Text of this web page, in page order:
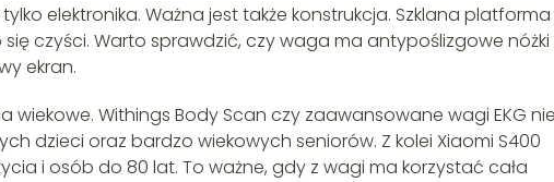
elektronika. Ważna jest także konstrukcja. Szklana platforma
czyści. Warto sprawdzić, czy waga ma antypoślizgowe nóżki
ekran.
wiekowe. Withings Body Scan czy zaawansowane wagi EKG
dzieci oraz bardzo wiekowych seniorów. Z kolei Xiaomi S400
i osób do 80 lat. To ważne, gdy z wagi ma korzystać cała